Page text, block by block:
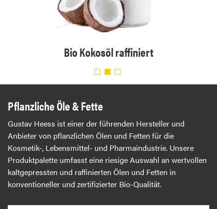
Bio Kokosöl raffiniert
Pflanzliche Öle & Fette
Gustav Heess ist einer der führenden Hersteller und
Anbieter von pflanzlichen Ölen und Fetten für die
Kosmetik-, Lebensmittel- und Pharmaindustrie. Unsere
Produktpalette umfasst eine riesige Auswahl an wertvollen
kaltgepressten und raffinierten Ölen und Fetten in
konventioneller und zertifizierter Bio-Qualität.